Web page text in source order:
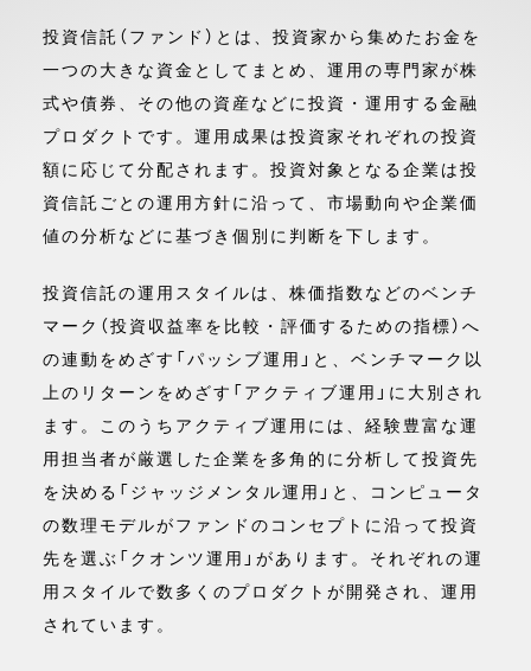
投資信託（ファンド）とは、投資家から集めたお金を
一つの大きな資金としてまとめ、運用の専門家が株
式や債券、その他の資産などに投資・運用する金融
プロダクトです。運用成果は投資家それぞれの投資
額に応じて分配されます。投資対象となる企業は投
資信託ごとの運用方針に沿って、市場動向や企業価
値の分析などに基づき個別に判断を下します。
投資信託の運用スタイルは、株価指数などのベンチ
マーク（投資収益率を比較・評価するための指標）へ
の連動をめざす「パッシブ運用」と、ベンチマーク以
上のリターンをめざす「アクティブ運用」に大別され
ます。このうちアクティブ運用には、経験豊富な運
用担当者が厳選した企業を多角的に分析して投資先
を決める「ジャッジメンタル運用」と、コンピュータ
の数理モデルがファンドのコンセプトに沿って投資
先を選ぶ「クオンツ運用」があります。それぞれの運
用スタイルで数多くのプロダクトが開発され、運用
されています。